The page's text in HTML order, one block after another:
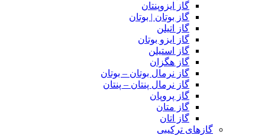
گاز ایزوپنتان
گاز بوتان | بوتان
گاز اتیلن
گاز ایزو بوتان
گاز استیلن
گاز هگزان
گاز نرمال بوتان – بوتان
گاز نرمال پنتان – پنتان
گاز پروپان
گاز متان
گاز اتان
گازهای ترکیبی